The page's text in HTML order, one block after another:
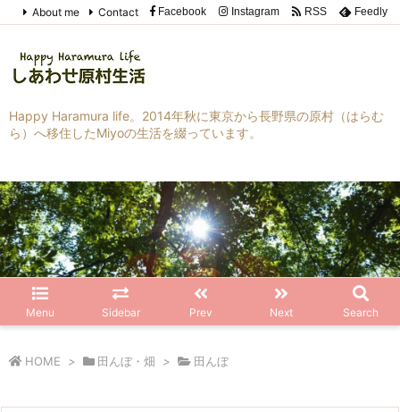
Happy Haramura life。2014年秋に東京から長野県の原村（はらむ
ら）へ移住したMiyoの生活を綴っています。
Menu Sidebar Prev Next Search
About me Contact Facebook Instagram RSS Feedly
HOME > 田んぼ・畑 > 田んぼ